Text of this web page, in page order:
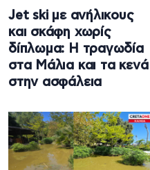
Jet ski με ανήλικους
και σκάφη χωρίς
δίπλωμα: Η τραγωδία
στα Μάλια και τα κενά
στην ασφάλεια